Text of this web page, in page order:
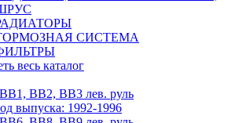
СИСТЕМА
весь каталог
BB2, BB3 лев. руль
выпуска: 1992-1996